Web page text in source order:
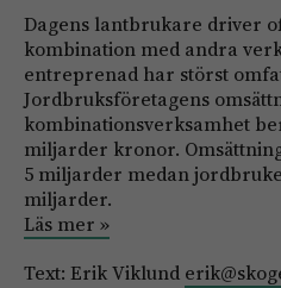
Dagens lantbrukare driver
kombination med andra
entreprenad har störst
Jordbruksföretagens
kombinationsverksamhet
miljarder kronor.
5 miljarder medan
miljarder.
Läs mer »
Text: Erik Viklund